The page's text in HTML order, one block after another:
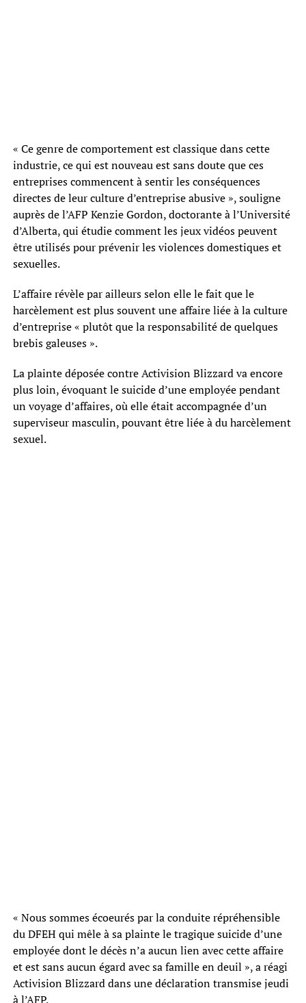
« Ce genre de comportement est classique dans cette
industrie, ce qui est nouveau est sans doute que ces
entreprises commencent à sentir les conséquences
directes de leur culture d’entreprise abusive », souligne
auprès de l’AFP Kenzie Gordon, doctorante à l’Université
d’Alberta, qui étudie comment les jeux vidéos peuvent
être utilisés pour prévenir les violences domestiques et
sexuelles.
L’affaire révèle par ailleurs selon elle le fait que le
harcèlement est plus souvent une affaire liée à la culture
d’entreprise « plutôt que la responsabilité de quelques
brebis galeuses ».
La plainte déposée contre Activision Blizzard va encore
plus loin, évoquant le suicide d’une employée pendant
un voyage d’affaires, où elle était accompagnée d’un
superviseur masculin, pouvant être liée à du harcèlement
sexuel.
« Nous sommes écoeurés par la conduite répréhensible
du DFEH qui mêle à sa plainte le tragique suicide d’une
employée dont le décès n’a aucun lien avec cette affaire
et est sans aucun égard avec sa famille en deuil », a réagi
Activision Blizzard dans une déclaration transmise jeudi
à l’AFP.